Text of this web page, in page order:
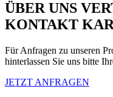
ÜBER UNS
KONTAKT
Für Anfragen zu unseren
hinterlassen Sie uns bitte
JETZT ANFRAGEN